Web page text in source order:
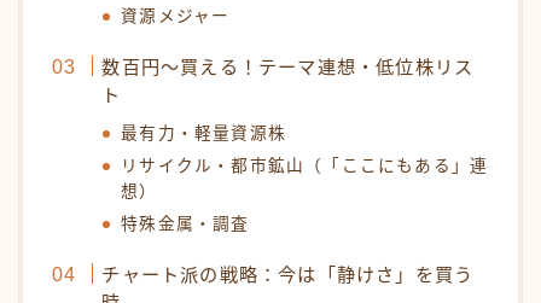
資源メジャー
数百円〜買える！テーマ連想・低位株リス
ト
最有力・軽量資源株
リサイクル・都市鉱山（「ここにもある」連
想）
特殊金属・調査
チャート派の戦略：今は「静けさ」を買う